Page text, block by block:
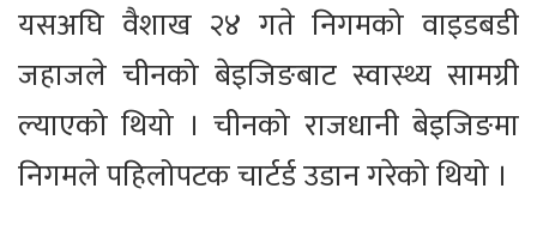
यसअघि वैशाख २४ गते निगमको वाइडबडी
जहाजले चीनको बेइजिङबाट स्वास्थ्य सामग्री
ल्याएको थियो । चीनको राजधानी बेइजिङमा
निगमले पहिलोपटक चार्टर्ड उडान गरेको थियो ।